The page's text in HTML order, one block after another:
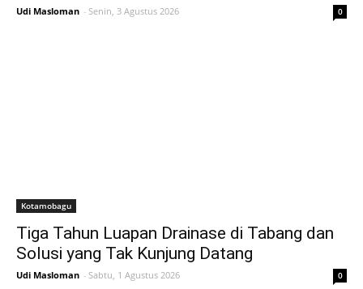
Udi Masloman - Senin, 3 Agustus 2026 0
Kotamobagu
Tiga Tahun Luapan Drainase di Tabang dan
Solusi yang Tak Kunjung Datang
Udi Masloman - Sabtu, 1 Agustus 2026 0